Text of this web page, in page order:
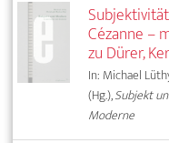
Cézanne –
zu Dürer,
In: Michael
(Hg.),Subjekt
Moderne